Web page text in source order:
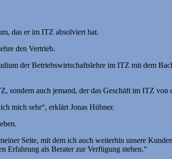
das er im ITZ absolviert hat.
den Vertrieb.
der Betriebswirtschaftslehre im ITZ mit dem
auch jemand, der das Geschäft im ITZ von
mich sehr“, erklärt Jonas Hübner.
Seite, mit dem ich auch weiterhin unsere
Erfahrung als Berater zur Verfügung stehen.“